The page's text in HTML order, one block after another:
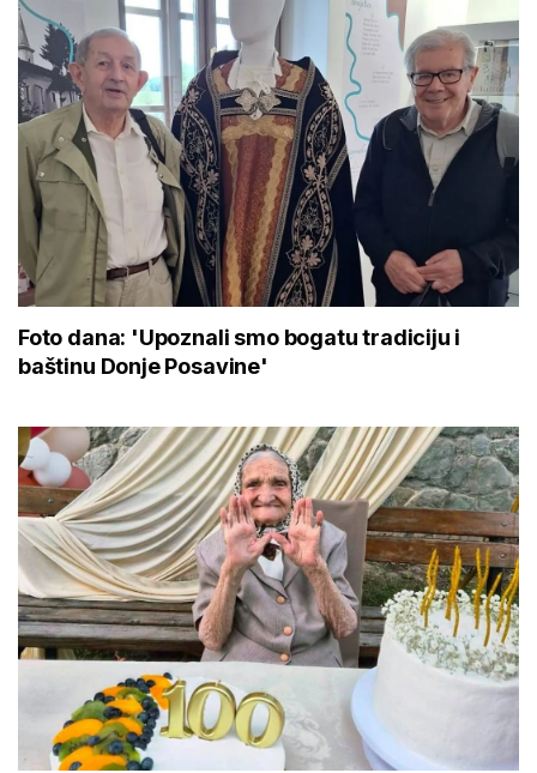
Foto dana: 'Upoznali smo bogatu tradiciju i
baštinu Donje Posavine'